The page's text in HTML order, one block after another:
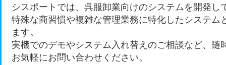
シスポートでは、呉服卸業向けのシステムを開発
特殊な商習慣や複雑な管理業務に特化したシステ
ます。
実機でのデモやシステム入れ替えのご相談など、随
お気軽にお問い合わせください。